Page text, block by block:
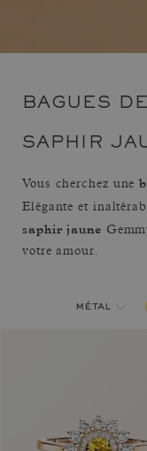
BAGUES
SAPHIR
Vous cherchez une
Elégante et
saphir jaune
votre amour.
métal